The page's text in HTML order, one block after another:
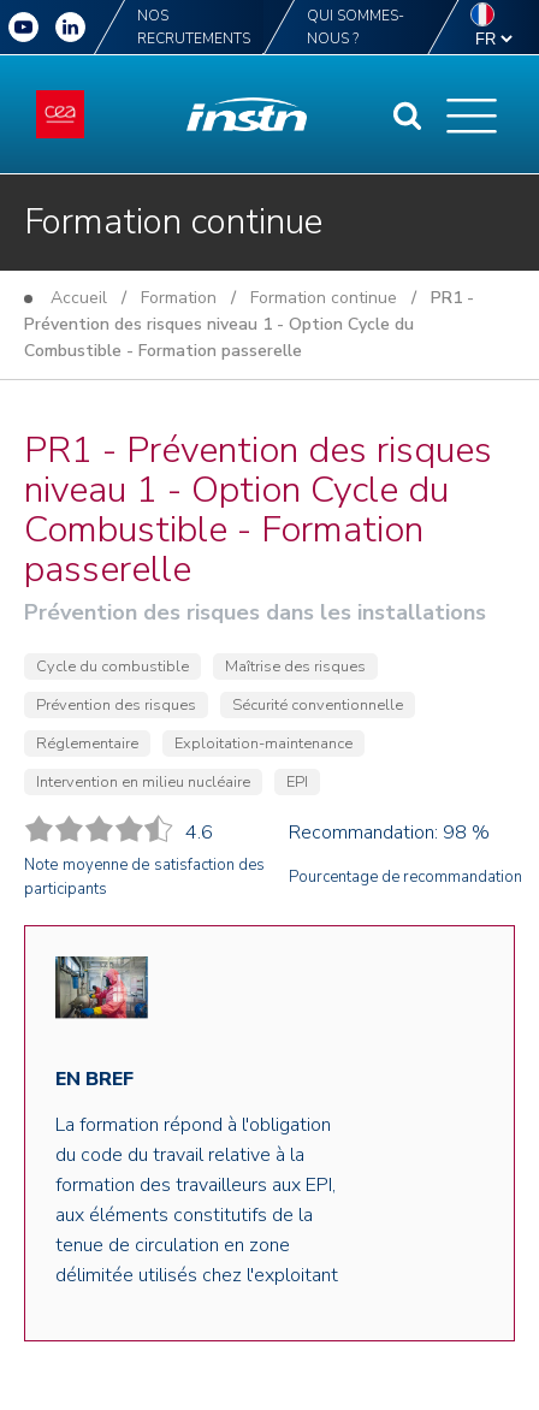
NOS
RECRUTEMENTS
QUI SOMMES-
NOUS ?
Formation continue
Accueil / Formation / Formation continue / PR1 -
Prévention des risques niveau 1 - Option Cycle du
Combustible - Formation passerelle
PR1 - Prévention des risques
niveau 1 - Option Cycle du
Combustible - Formation
passerelle
Prévention des risques dans les installations
Cycle du combustible
Maîtrise des risques
Prévention des risques
Sécurité conventionnelle
Réglementaire
Exploitation-maintenance
Intervention en milieu nucléaire
EPI
4.6 Recommandation: 98 %
Note moyenne de satisfaction des
participants
Pourcentage de recommandation
EN BREF
La formation répond à l'obligation
du code du travail relative à la
formation des travailleurs aux EPI,
aux éléments constitutifs de la
tenue de circulation en zone
délimitée utilisés chez l'exploitant